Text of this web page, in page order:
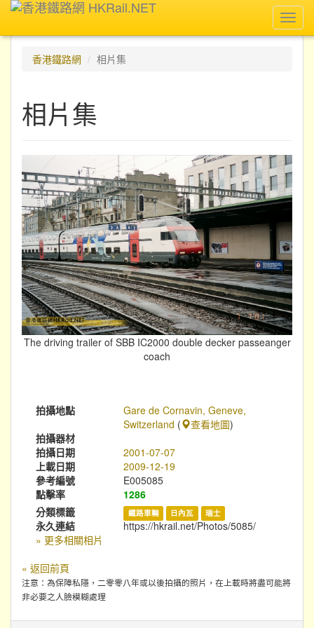
香港鐵路網
相片集
相片集
The driving trailer of SBB IC2000 double decker passeanger
coach
拍攝地點
Gare de Cornavin, Geneve,
Switzerland ( 查看地圖)
拍攝器材
拍攝日期
2001-07-07
上載日期
2009-12-19
參考編號
E005085
點擊率
1286
分類標籤
鐵路車輛 日內瓦 瑞士
永久連結
https://hkrail.net/Photos/5085/
» 更多相關相片
« 返回前頁
注意：為保障私隱，二零零八年或以後拍攝的照片，在上載時將盡可能將
非必要之人臉模糊處理